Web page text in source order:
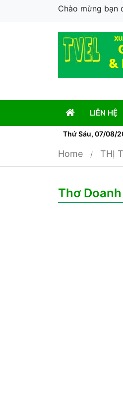
Chào mừng bạn
LIÊN HỆ
Thứ Sáu, 07/08/
Home THỊ
Thơ